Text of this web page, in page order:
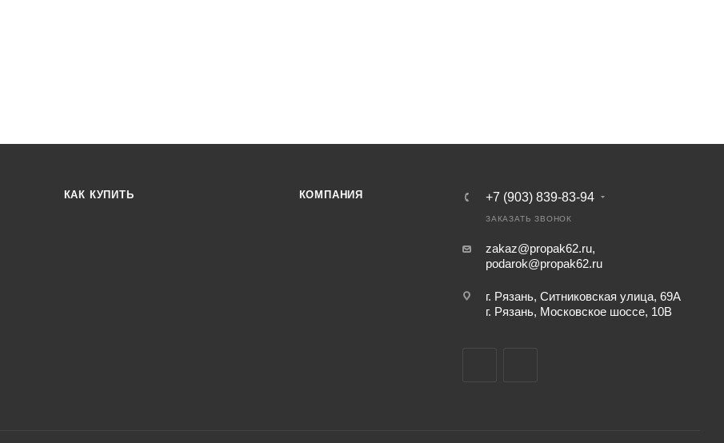
КАК КУПИТЬ КОМПАНИЯ +7 (903) 839-83-94
ЗАКАЗАТЬ ЗВОНОК
zakaz@propak62.ru,
podarok@propak62.ru
г. Рязань, Ситниковская улица, 69А
г. Рязань, Московское шоссе, 10В